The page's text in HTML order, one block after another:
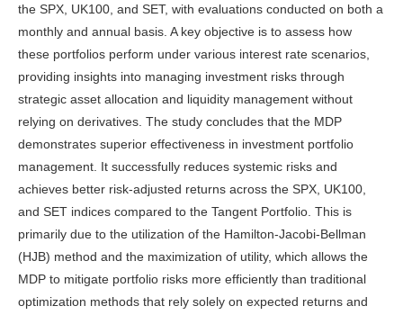
the SPX, UK100, and SET, with evaluations conducted on both a
monthly and annual basis. A key objective is to assess how
these portfolios perform under various interest rate scenarios,
providing insights into managing investment risks through
strategic asset allocation and liquidity management without
relying on derivatives. The study concludes that the MDP
demonstrates superior effectiveness in investment portfolio
management. It successfully reduces systemic risks and
achieves better risk-adjusted returns across the SPX, UK100,
and SET indices compared to the Tangent Portfolio. This is
primarily due to the utilization of the Hamilton-Jacobi-Bellman
(HJB) method and the maximization of utility, which allows the
MDP to mitigate portfolio risks more efficiently than traditional
optimization methods that rely solely on expected returns and